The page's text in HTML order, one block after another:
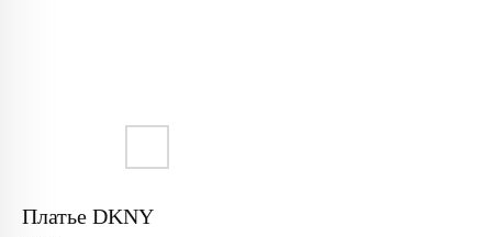
Платье DKNY